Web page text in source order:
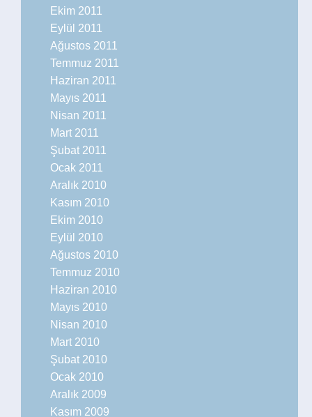
Ekim 2011
Eylül 2011
Ağustos 2011
Temmuz 2011
Haziran 2011
Mayıs 2011
Nisan 2011
Mart 2011
Şubat 2011
Ocak 2011
Aralık 2010
Kasım 2010
Ekim 2010
Eylül 2010
Ağustos 2010
Temmuz 2010
Haziran 2010
Mayıs 2010
Nisan 2010
Mart 2010
Şubat 2010
Ocak 2010
Aralık 2009
Kasım 2009